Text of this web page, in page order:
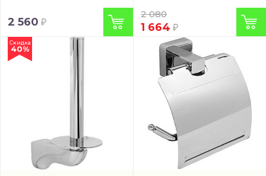
2 560
2 080
1 664
Скидка
40%